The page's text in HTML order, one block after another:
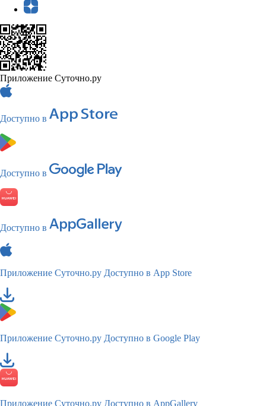
Приложение Суточно.ру
Доступно в
Доступно в
Доступно в
Приложение Суточно.ру Доступно в App Store
Приложение Суточно.ру Доступно в Google Play
Приложение Суточно.ру Доступно в AppGallery